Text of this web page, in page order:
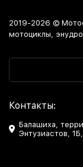
2019-2026 ©
мотоциклы,
Контакты:
Балашиха,
Энтузиастов,